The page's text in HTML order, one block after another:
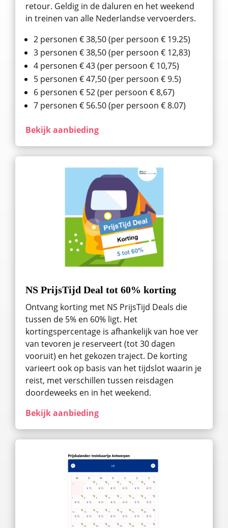
retour. Geldig in de daluren en het weekend
in treinen van alle Nederlandse vervoerders.
2 personen € 38,50 (per persoon € 19.25)
3 personen € 38,50 (per persoon € 12,83)
4 personen € 43 (per persoon € 10,75)
5 personen € 47,50 (per persoon € 9.5)
6 personen € 52 (per persoon € 8,67)
7 personen € 56.50 (per persoon € 8.07)
Bekijk aanbieding
NS PrijsTijd Deal tot 60% korting
Ontvang korting met NS PrijsTijd Deals die
tussen de 5% en 60% ligt. Het
kortingspercentage is afhankelijk van hoe ver
van tevoren je reserveert (tot 30 dagen
vooruit) en het gekozen traject. De korting
varieert ook op basis van het tijdslot waarin je
reist, met verschillen tussen reisdagen
doordeweeks en in het weekend.
Bekijk aanbieding